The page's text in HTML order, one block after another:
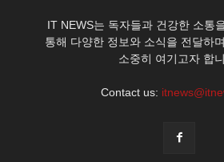
IT NEWS는 독자들과 건강한 소통
통해 다양한 정보와 소식을 전달하
소중히 여기고자 합
Contact us: